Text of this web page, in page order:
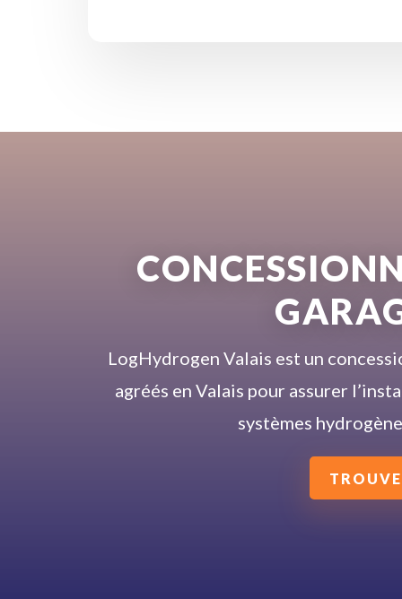
LogHydrogen Valais est un
agréés en Valais pour assurer
systèmes